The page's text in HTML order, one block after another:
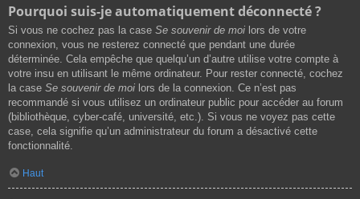
Pourquoi suis-je automatiquement déconnecté ?
Si vous ne cochez pas la case Se souvenir de moi lors de votre
connexion, vous ne resterez connecté que pendant une durée
déterminée. Cela empêche que quelqu’un d’autre utilise votre compte à
votre insu en utilisant le même ordinateur. Pour rester connecté, cochez
la case Se souvenir de moi lors de la connexion. Ce n’est pas
recommandé si vous utilisez un ordinateur public pour accéder au forum
(bibliothèque, cyber-café, université, etc.). Si vous ne voyez pas cette
case, cela signifie qu’un administrateur du forum a désactivé cette
fonctionnalité.
Haut